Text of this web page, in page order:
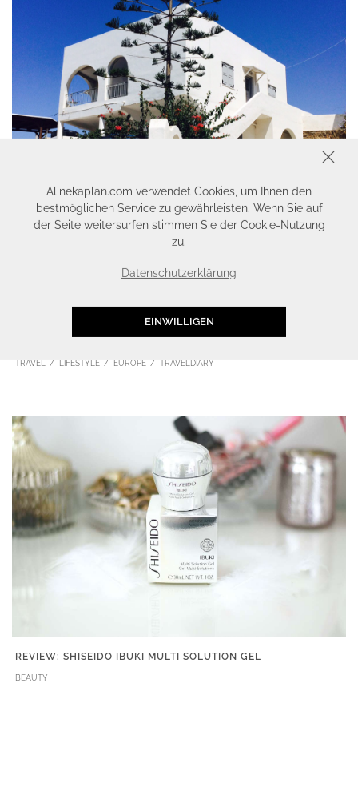
TRAVEL LIFESTYLE EUROPE TRAVELDIARY
REVIEW: SHISEIDO IBUKI MULTI SOLUTION GEL
BEAUTY
Alinekaplan.com verwendet Cookies, um Ihnen den
bestmöglichen Service zu gewährleisten. Wenn Sie auf
der Seite weitersurfen stimmen Sie der Cookie-Nutzung
zu.
Datenschutzerklärung
EINWILLIGEN